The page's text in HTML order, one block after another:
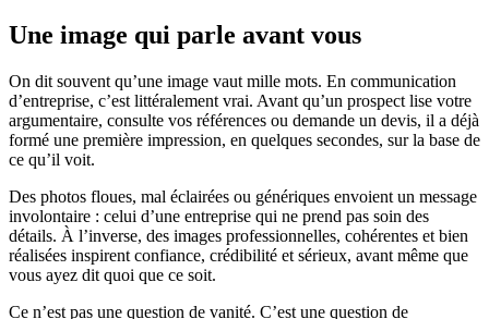
Une image qui parle avant vous
On dit souvent qu’une image vaut mille mots. En communication
d’entreprise, c’est littéralement vrai. Avant qu’un prospect lise votre
argumentaire, consulte vos références ou demande un devis, il a déjà
formé une première impression, en quelques secondes, sur la base de
ce qu’il voit.
Des photos floues, mal éclairées ou génériques envoient un message
involontaire : celui d’une entreprise qui ne prend pas soin des
détails. À l’inverse, des images professionnelles, cohérentes et bien
réalisées inspirent confiance, crédibilité et sérieux, avant même que
vous ayez dit quoi que ce soit.
Ce n’est pas une question de vanité. C’est une question de